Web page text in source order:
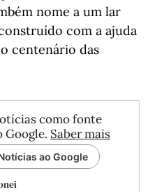
nome a um lar
com a ajuda
centenário das
como fonte
Google. Saber mais
ao Google